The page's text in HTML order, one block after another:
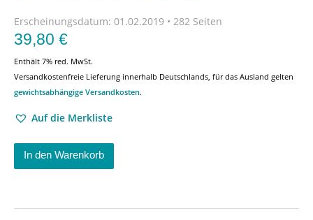
Erscheinungsdatum: 01.02.2019 • 282 Seiten
39,80 €
Enthält 7% red. MwSt.
Versandkostenfreie Lieferung innerhalb Deutschlands, für das Ausland gelten
gewichtsabhängige Versandkosten.
Auf die Merkliste
In den Warenkorb